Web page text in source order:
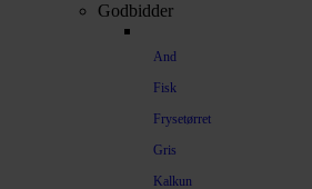
Godbidder
And
Fisk
Frysetørret
Gris
Kalkun